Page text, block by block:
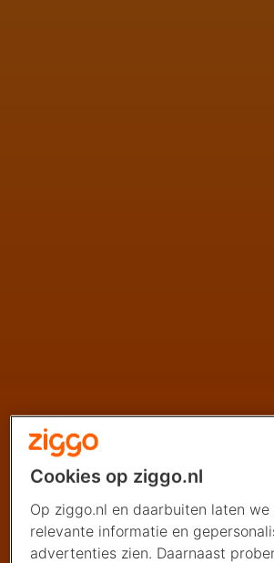
Cookies op ziggo.nl
Op ziggo.nl en daarbuiten laten we
relevante informatie en
advertenties zien. Daarnaast